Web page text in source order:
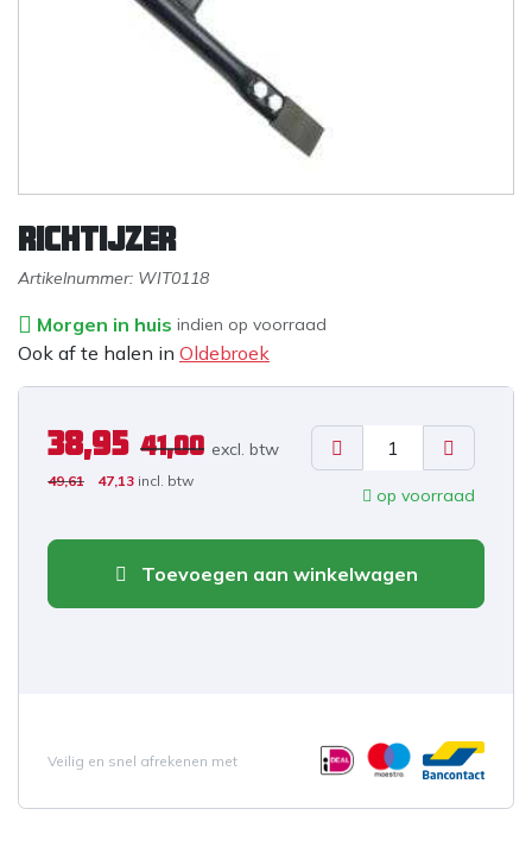
Richtijzer
Artikelnummer: WIT0118
Morgen in huis indien op voorraad
Ook af te halen in Oldebroek
38,95 41,00 excl. btw
49,61 47,13 incl. btw
op voorraad
Toevoegen aan winkelwagen
Veilig en snel afrekenen met